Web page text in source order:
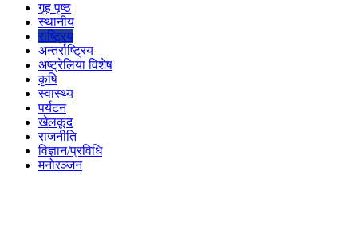
गृह पृष्ठ
स्थानीय
राष्ट्रिय
अन्तर्राष्ट्रिय
अष्ट्रेलिया विशेष
कृषि
स्वास्थ्य
पर्यटन
खेलकूद
राजनीति
विज्ञान/प्रविधि
मनोरञ्जन